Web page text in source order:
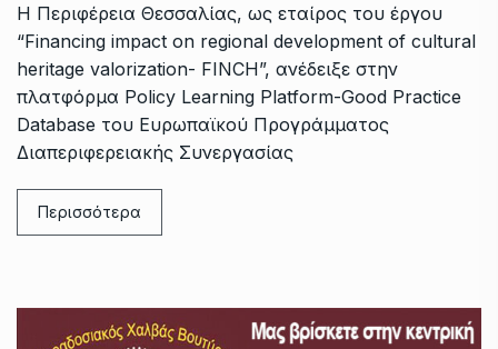
Η Περιφέρεια Θεσσαλίας, ως εταίρος του έργου
“Financing impact on regional development of cultural
heritage valorization- FINCH”, ανέδειξε στην
πλατφόρμα Policy Learning Platform-Good Practice
Database του Ευρωπαϊκού Προγράμματος
Διαπεριφερειακής Συνεργασίας
Περισσότερα